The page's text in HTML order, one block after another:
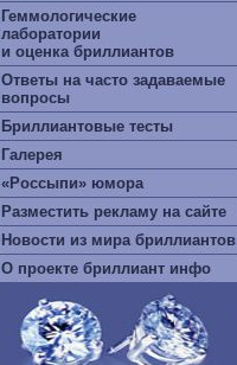
Геммологические
лаборатории
и оценка бриллиантов
Ответы на часто задаваемые
вопросы
Бриллиантовые тесты
Галерея
«Россыпи» юмора
Разместить рекламу на сайте
Новости из мира бриллиантов
О проекте бриллиант инфо